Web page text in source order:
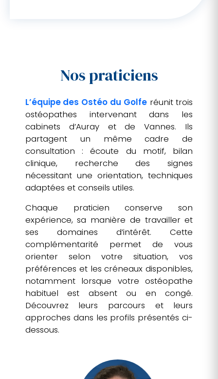
Nos praticiens
L’équipe des Ostéo du Golfe réunit trois
ostéopathes intervenant dans les
cabinets d’Auray et de Vannes. Ils
partagent un même cadre de
consultation : écoute du motif, bilan
clinique, recherche des signes
nécessitant une orientation, techniques
adaptées et conseils utiles.
Chaque praticien conserve son
expérience, sa manière de travailler et
ses domaines d’intérêt. Cette
complémentarité permet de vous
orienter selon votre situation, vos
préférences et les créneaux disponibles,
notamment lorsque votre ostéopathe
habituel est absent ou en congé.
Découvrez leurs parcours et leurs
approches dans les profils présentés ci-
dessous.